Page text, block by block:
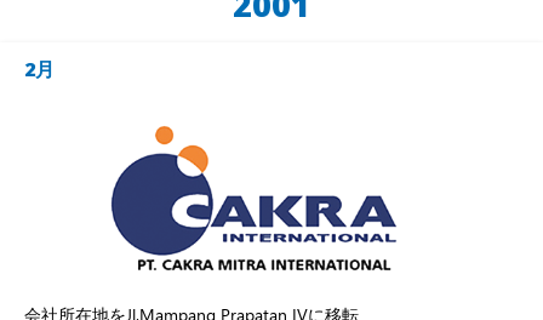
2月
会社所在地をJl.Mampang Prapatan IVに移転